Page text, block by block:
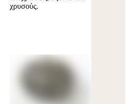
χρυσούς.